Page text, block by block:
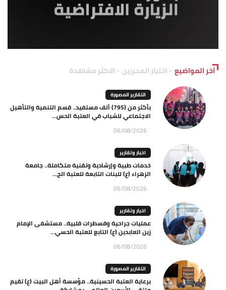
آخر المواضيع اختيار المحررين الاكثر مشاهدة
التقارير المصورة
بأكثر من (795) ألف مستفيد.. قسم التنمية والتأهيل
الاجتماعي للشباب في العتبة الحس...
06/08/2026
اخبار وتقارير
خدمات طبية وإرشادية وتقنية متكاملة.. جامعة
الزهراء (ع) للبنات التابعة للعتبة الح...
06/08/2026
اخبار وتقارير
عمليات جراحية وقسطرات قلبية.. مستشفى الإمام
زين العابدين (ع) التابع للعتبة الحسي...
06/08/2026
التقارير المصورة
برعاية العتبة الحسينية.. مؤسسة أهل البيت (ع) تقيم